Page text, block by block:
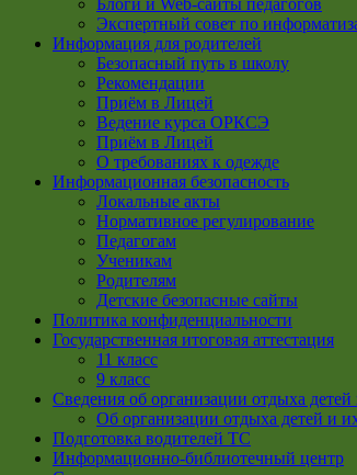
Блоги и Web-сайты педагогов
Экспертный совет по
Информация для родителей
Безопасный путь в школу
Рекомендации
Приём в Лицей
Ведение курса ОРКСЭ
Приём в Лицей
О требованиях к одежде
Информационная безопасность
Локальные акты
Нормативное регулирование
Педагогам
Ученикам
Родителям
Детские безопасные сайты
Политика конфиденциальности
Государственная итоговая аттестация
11 класс
9 класс
Сведения об организации отдыха
Об организации отдыха детей и
Подготовка водителей ТС
Информационно-библиотечный центр